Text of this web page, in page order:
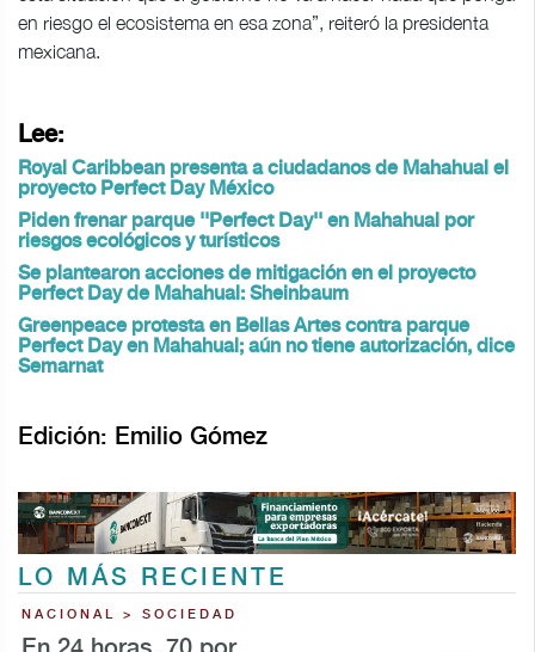
en riesgo el ecosistema en esa zona”, reiteró la presidenta
mexicana.
Lee:
Royal Caribbean presenta a ciudadanos de Mahahual el
proyecto Perfect Day México
Piden frenar parque ''Perfect Day'' en Mahahual por
riesgos ecológicos y turísticos
Se plantearon acciones de mitigación en el proyecto
Perfect Day de Mahahual: Sheinbaum
Greenpeace protesta en Bellas Artes contra parque
Perfect Day en Mahahual; aún no tiene autorización, dice
Semarnat
Edición: Emilio Gómez
LO MÁS RECIENTE
NACIONAL > SOCIEDAD